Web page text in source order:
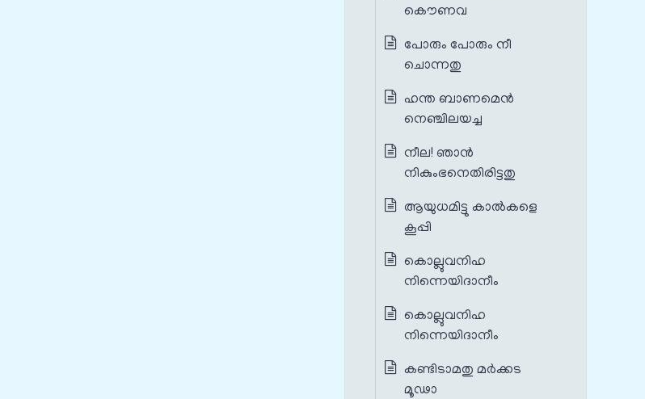
കൌണവ
പോരും പോരും നീ
ചൊന്നതു
ഹന്ത ബാണമെൻ
നെഞ്ചിലയച്ച
നീല! ഞാന്‍
നികുംഭനെതിരിട്ടതു
ആയുധമിട്ടു കാല്‍കളെ
കൂപ്പി
കൊല്ലുവനിഹ
നിന്നെയിദാനീം
കൊല്ലുവനിഹ
നിന്നെയിദാനീം
കണ്ടിടാമതു മര്‍ക്കട
മൂഢാ